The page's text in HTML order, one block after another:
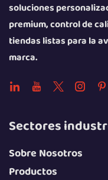
soluciones
premium, control de
tiendas listas para la
marca.
Sectores
Sobre Nosotros
Productos